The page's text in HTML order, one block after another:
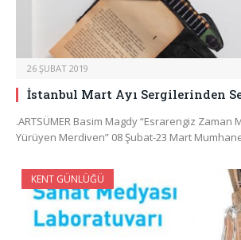
26 ŞUBAT 2019
İstanbul Mart Ayı Sergilerinden
.ARTSÜMER Basim Magdy “Esrarengiz
Yürüyen Merdiven” 08 Şubat-23 Mart
KENT GÜNLÜĞÜ